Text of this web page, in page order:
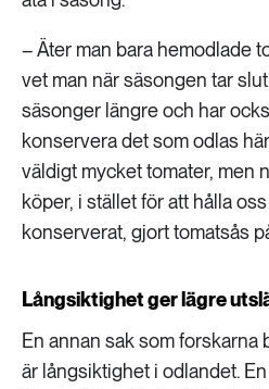
– Äter man bara hemodlade
vet man när säsongen tar
säsonger längre och har
konservera det som odlas
väldigt mycket tomater, men
köper, i stället för att hålla
konserverat, gjort tomatsås
Långsiktighet ger lägre
En annan sak som
är långsiktighet i odlandet.